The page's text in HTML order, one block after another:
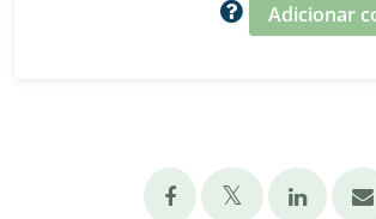
Adicionar